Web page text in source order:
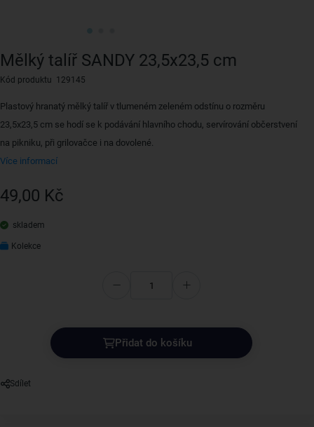
Mělký talíř SANDY 23,5x23,5 cm
Kód produktu 129145
Plastový hranatý mělký talíř v tlumeném zeleném odstínu o rozměru
23,5x23,5 cm se hodí se k podávání hlavního chodu, servírování občerstvení
na pikniku, při grilovačce i na dovolené.
Více informací
49,00 Kč
skladem
Kolekce
Přidat do košíku
Sdílet